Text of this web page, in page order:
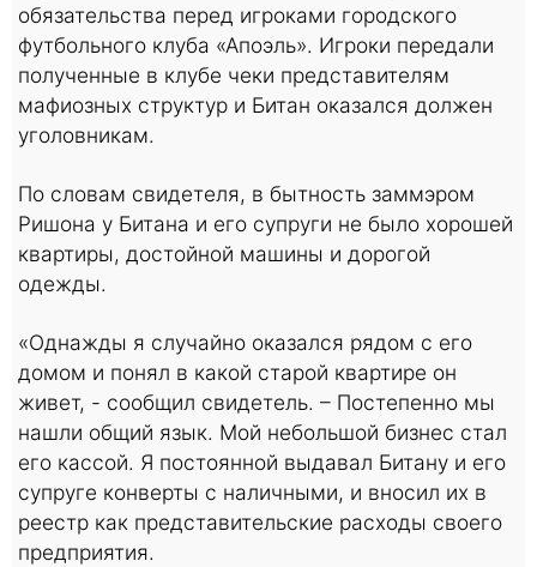
обязательства перед игроками городского
футбольного клуба «Апоэль». Игроки передали
полученные в клубе чеки представителям
мафиозных структур и Битан оказался должен
уголовникам.
По словам свидетеля, в бытность заммэром
Ришона у Битана и его супруги не было хорошей
квартиры, достойной машины и дорогой
одежды.
«Однажды я случайно оказался рядом с его
домом и понял в какой старой квартире он
живет, - сообщил свидетель. – Постепенно мы
нашли общий язык. Мой небольшой бизнес стал
его кассой. Я постоянной выдавал Битану и его
супруге конверты с наличными, и вносил их в
реестр как представительские расходы своего
предприятия.